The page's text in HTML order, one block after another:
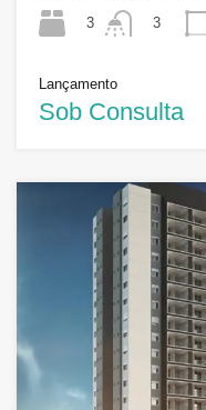
3
3
Lançamento
Sob Consulta